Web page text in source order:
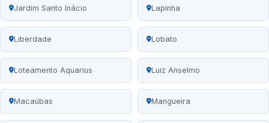
Jardim Santo Inácio Lapinha
Liberdade Lobato
Loteamento Aquarius Luiz Anselmo
Macaúbas Mangueira